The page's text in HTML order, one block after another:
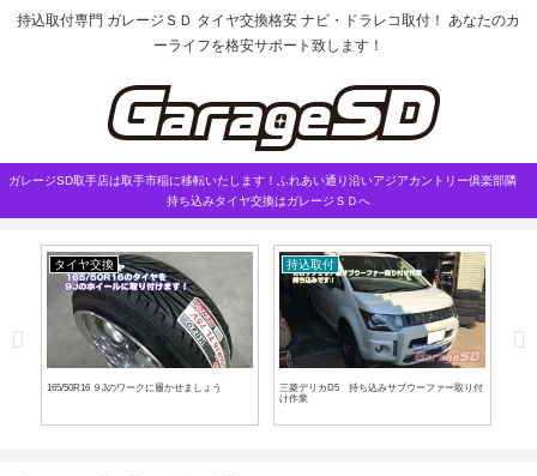
持込取付専門 ガレージＳＤ タイヤ交換格安 ナビ・ドラレコ取付！ あなたのカ
ーライフを格安サポート致します！
ガレージSD取手店は取手市稲に移転いたします！ふれあい通り沿いアジアカントリー俱楽部隣
持ち込みタイヤ交換はガレージＳＤへ
タイヤ交換
165/50R16 ９Jのワークに履かせましょう
持込取付
三菱デリカD5 持ち込みサブウーファー取り付
け作業